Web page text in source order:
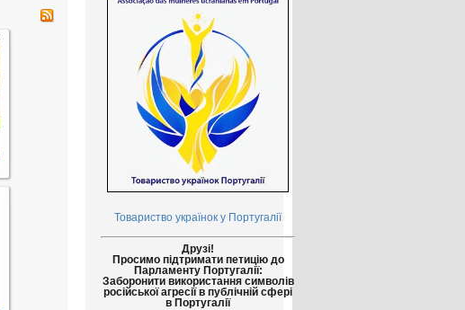
Товариство українок у Португалії
Друзі!
Просимо підтримати петицію до
Парламенту Португалії:
Заборонити використання символів
російської агресії в публічній сфері
в Португалії